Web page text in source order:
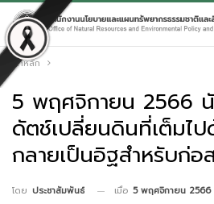
หน้าหลัก
5 พฤศจิกายน 2566
ดัตช์เปลี่ยนดินที่เต็มไป
กลายเป็นอิฐสำหรับก่อ
โดย ประชาสัมพันธ์ เมื่อ 5 พฤศจิกายน 2566